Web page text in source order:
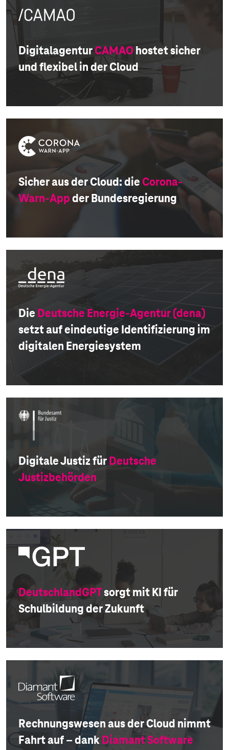
DigitalagenturCAMAOhostet sicher
und flexibel in der Cloud
Sicher aus der Cloud: die Corona-
Warn-Appder Bundesregierung
Die Deutsche Energie-Agentur (dena)
setzt auf eindeutige Identifizierung im
digitalen Energiesystem
Digitale Justiz fürDeutsche
Justizbehörden
DeutschlandGPTsorgt mit KI für
Schulbildung der Zukunft
Rechnungswesen aus der Cloud nimmt
Fahrt auf – dankDiamant Software